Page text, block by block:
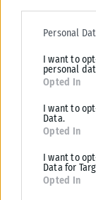
Please note that
services and
deny consent to
for below
Personal
I want to
personal
Opted In
I want to
Data.
Opted In
I want to
Data for
Opted In